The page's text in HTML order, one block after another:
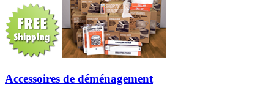
Accessoires de déménagement